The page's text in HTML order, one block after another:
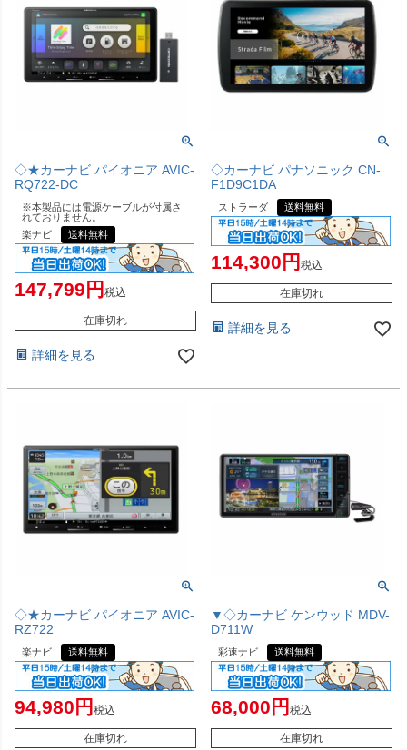
◇★カーナビ パイオニア AVIC-
RQ722-DC
※本製品には電源ケーブルが付属さ
れておりません。
楽ナビ
送料無料
147,799 税込
在庫切れ
詳細を見る
◇カーナビ パナソニック CN-
F1D9C1DA
ストラーダ 送料無料
114,300 税込
在庫切れ
詳細を見る
◇★カーナビ パイオニア AVIC-
RZ722
楽ナビ 送料無料
94,980 税込
在庫切れ
▼◇カーナビ ケンウッド MDV-
D711W
彩速ナビ 送料無料
68,000 税込
在庫切れ